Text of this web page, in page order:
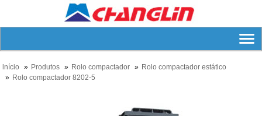
lnício Produtos Rolo compactador
Rolo compactador estático
Rolo compactador 8202-5